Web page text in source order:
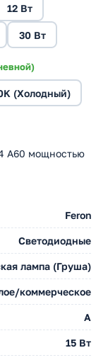
12 Вт
30 Вт
(Холодный)
A60 мощностью
Feron
Светодиодные
лампа (Груша)
коммерческое
A
15 Вт